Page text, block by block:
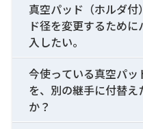
真空パッド（ホルダ付
ド径を変更するため
入したい。
今使っている真空パッ
を、別の継手に付替え
か？